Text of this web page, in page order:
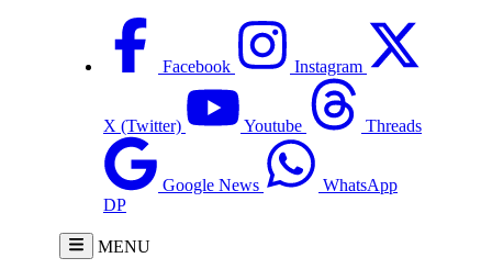
Facebook Instagram
X (Twitter) Youtube Threads
Google News
WhatsApp
DP
MENU